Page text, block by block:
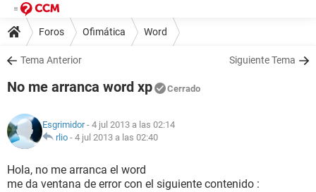
Foros Ofimática Word
Tema Anterior Siguiente Tema
No me arranca word xp Cerrado
Esgrimidor- 4 jul 2013 a las 02:14
rlio - 4 jul 2013 a las 02:40
Hola, no me arranca el word
me da ventana de error con el siguiente contenido :